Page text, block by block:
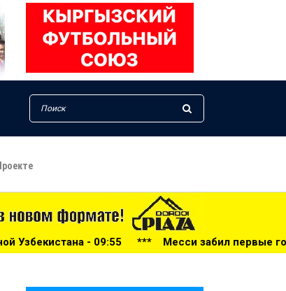
Месси забил первые голы после чемпионата